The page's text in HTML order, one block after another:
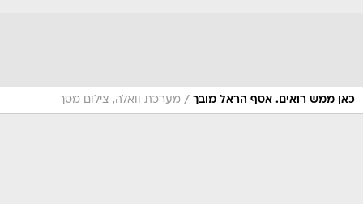
כאן ממש רואים. אסף הראל מובך / מערכת וואלה, צילום מסך